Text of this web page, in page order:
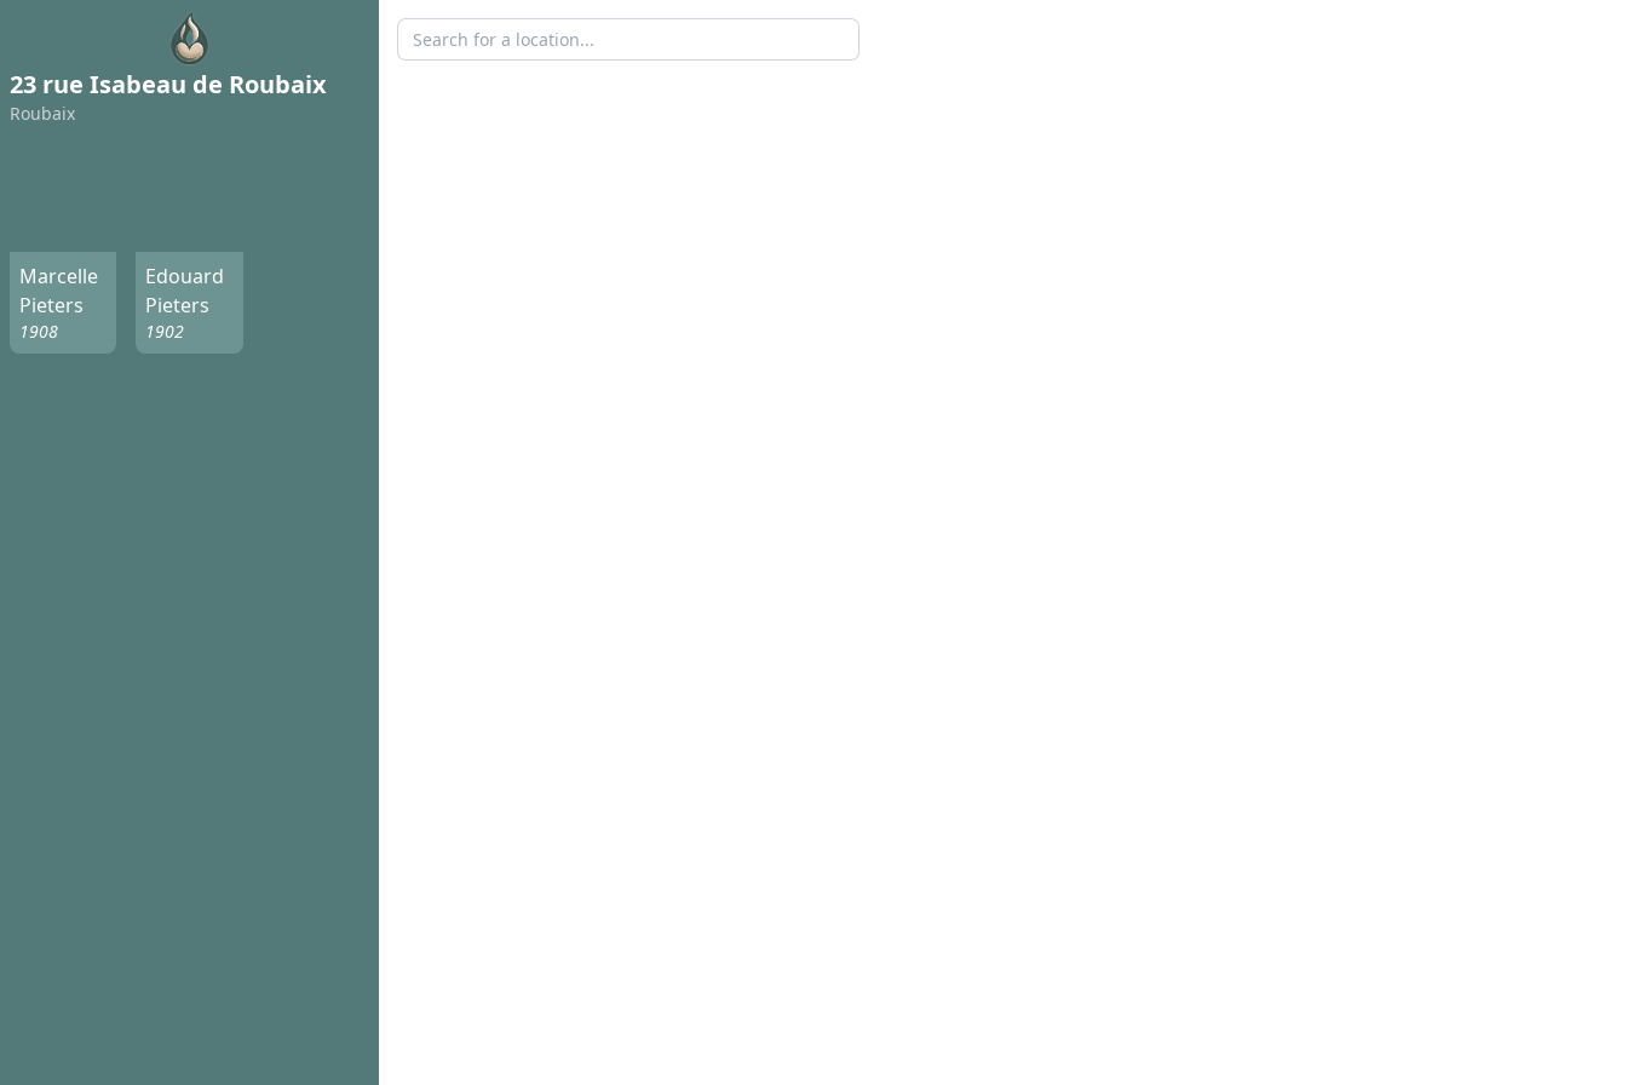
23 rue Isabeau de Roubaix
Roubaix
Marcelle
Pieters
1908
Edouard
Pieters
1902